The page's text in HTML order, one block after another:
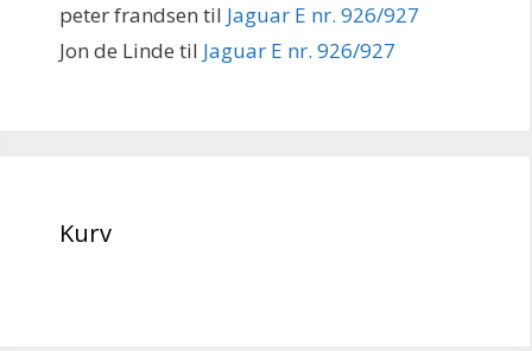
peter frandsen til Jaguar E nr. 926/927
Jon de Linde til Jaguar E nr. 926/927
Kurv